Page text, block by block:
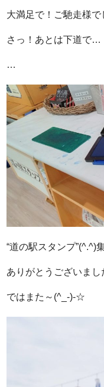
大満足で！ご馳走様で
さっ！あとは下道で…
…
“道の駅スタンプ”(^.^)
ありがとうございまし
ではまた～(^_-)-☆